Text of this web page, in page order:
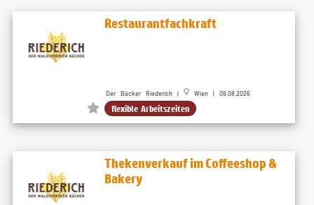
Restaurantfachkraft
Der Bäcker Riederich | Wien | 08.08.2026
flexible Arbeitszeiten
Thekenverkauf im Coffeeshop &
Bakery